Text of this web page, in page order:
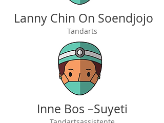
Lanny Chin On Soendjojo
Tandarts
Inne Bos –Suyeti